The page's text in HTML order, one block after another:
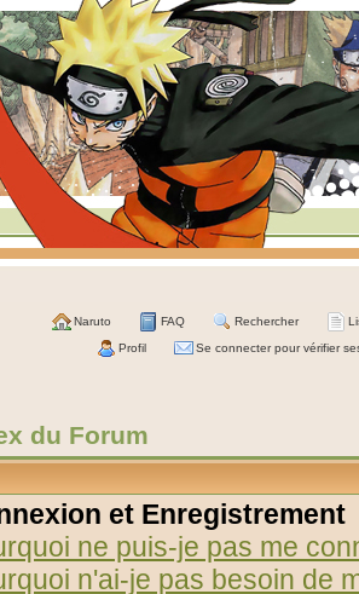
Naruto FAQ Rechercher
Profil Se connecter pour vérifier
du Forum
et Enregistrement
ne puis-je pas me
n'ai-je pas besoin de